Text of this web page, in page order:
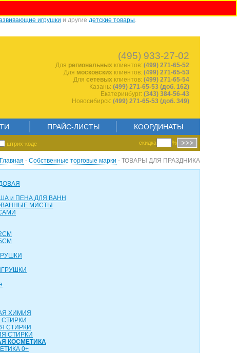
игрушки и другие детские товары.
(495) 933-27-02
Для региональных клиентов: (499) 271-65-52
Для московских клиентов: (499) 271-65-53
Для сетевых клиентов: (499) 271-65-54
Казань: (499) 271-65-53 (доб. 162)
Екатеринбург: (343) 384-56-43
Новосибирск: (499) 271-65-53 (доб. 349)
ПРАЙС-ЛИСТЫ КООРДИНАТЫ
штрих-коде скидка %
Главная - Собственные торговые марки - ТОВАРЫ ДЛЯ ПРАЗДНИКА
и ПЕНА ДЛЯ ВАНН
МИСТЫ
ХИМИЯ
СТИРКИ
СТИРКИ
КОСМЕТИКА
0+